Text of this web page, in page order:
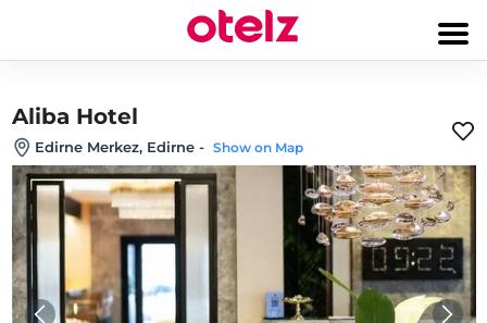
Aliba Hotel
Edirne Merkez, Edirne - Show on Map